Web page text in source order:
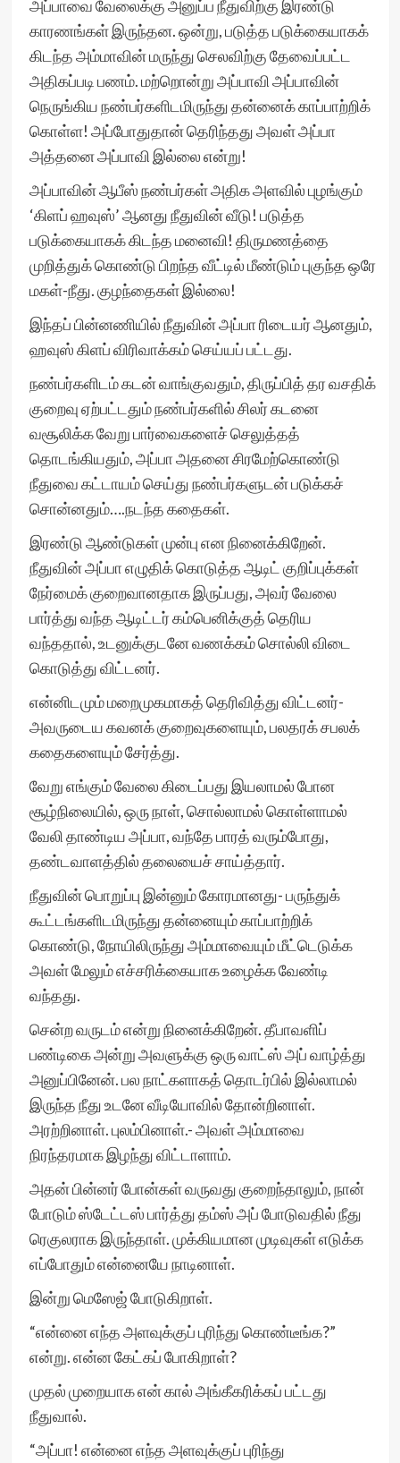
அப்பாவை வேலைக்கு அனுப்ப நீதுவிற்கு இரண்டு
காரணங்கள் இருந்தன. ஒன்று, படுத்த படுக்கையாகக்
கிடந்த அம்மாவின் மருந்து செலவிற்கு தேவைப்பட்ட
அதிகப்படி பணம். மற்றொன்று அப்பாவி அப்பாவின்
நெருங்கிய நண்பர்களிடமிருந்து தன்னைக் காப்பாற்றிக்
கொள்ள! அப்போதுதான் தெரிந்தது அவள் அப்பா
அத்தனை அப்பாவி இல்லை என்று!
அப்பாவின் ஆபீஸ் நண்பர்கள் அதிக அளவில் புழங்கும்
‘கிளப் ஹவுஸ்’ ஆனது நீதுவின் வீடு! படுத்த
படுக்கையாகக் கிடந்த மனைவி! திருமணத்தை
முறித்துக் கொண்டு பிறந்த வீட்டில் மீண்டும் புகுந்த ஒரே
மகள்-நீது. குழந்தைகள் இல்லை!
இந்தப் பின்னணியில் நீதுவின் அப்பா ரிடையர் ஆனதும்,
ஹவுஸ் கிளப் விரிவாக்கம் செய்யப் பட்டது.
நண்பர்களிடம் கடன் வாங்குவதும், திருப்பித் தர வசதிக்
குறைவு ஏற்பட்டதும் நண்பர்களில் சிலர் கடனை
வசூலிக்க வேறு பார்வைகளைச் செலுத்தத்
தொடங்கியதும், அப்பா அதனை சிரமேற்கொண்டு
நீதுவை கட்டாயம் செய்து நண்பர்களுடன் படுக்கச்
சொன்னதும்….நடந்த கதைகள்.
இரண்டு ஆண்டுகள் முன்பு என நினைக்கிறேன்.
நீதுவின் அப்பா எழுதிக் கொடுத்த ஆடிட் குறிப்புக்கள்
நேர்மைக் குறைவானதாக இருப்பது, அவர் வேலை
பார்த்து வந்த ஆடிட்டர் கம்பெனிக்குத் தெரிய
வந்ததால், உடனுக்குடனே வணக்கம் சொல்லி விடை
கொடுத்து விட்டனர்.
என்னிடமும் மறைமுகமாகத் தெரிவித்து விட்டனர்-
அவருடைய கவனக் குறைவுகளையும், பலதரக் சபலக்
கதைகளையும் சேர்த்து.
வேறு எங்கும் வேலை கிடைப்பது இயலாமல் போன
சூழ்நிலையில், ஒரு நாள், சொல்லாமல் கொள்ளாமல்
வேலி தாண்டிய அப்பா, வந்தே பாரத் வரும்போது,
தண்டவாளத்தில் தலையைச் சாய்த்தார்.
நீதுவின் பொறுப்பு இன்னும் கோரமானது- பருந்துக்
கூட்டங்களிடமிருந்து தன்னையும் காப்பாற்றிக்
கொண்டு, நோயிலிருந்து அம்மாவையும் மீட்டெடுக்க
அவள் மேலும் எச்சரிக்கையாக உழைக்க வேண்டி
வந்தது.
சென்ற வருடம் என்று நினைக்கிறேன். தீபாவளிப்
பண்டிகை அன்று அவளுக்கு ஒரு வாட்ஸ் அப் வாழ்த்து
அனுப்பினேன். பல நாட்களாகத் தொடர்பில் இல்லாமல்
இருந்த நீது உடனே வீடியோவில் தோன்றினாள்.
அரற்றினாள். புலம்பினாள்.- அவள் அம்மாவை
நிரந்தரமாக இழந்து விட்டாளாம்.
அதன் பின்னர் போன்கள் வருவது குறைந்தாலும், நான்
போடும் ஸ்டேட்டஸ் பார்த்து தம்ஸ் அப் போடுவதில் நீது
ரெகுலராக இருந்தாள். முக்கியமான முடிவுகள் எடுக்க
எப்போதும் என்னையே நாடினாள்.
இன்று மெஸேஜ் போடுகிறாள்.
“என்னை எந்த அளவுக்குப் புரிந்து கொண்டீங்க?”
என்று. என்ன கேட்கப் போகிறாள்?
முதல் முறையாக என் கால் அங்கீகரிக்கப் பட்டது
நீதுவால்.
“அப்பா! என்னை எந்த அளவுக்குப் புரிந்து